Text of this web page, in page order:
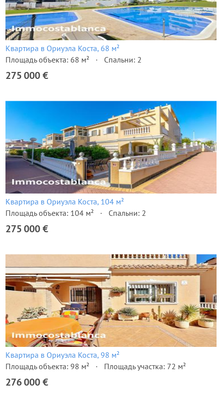
Квартира в Ориуэла Коста, 68 м²
Площадь объекта: 68 м²
Спальни: 2
275 000 €
Квартира в Ориуэла Коста, 104 м²
Площадь объекта: 104 м²
Спальни: 2
275 000 €
Квартира в Ориуэла Коста, 98 м²
Площадь объекта: 98 м²
Площадь участка: 72 м²
276 000 €